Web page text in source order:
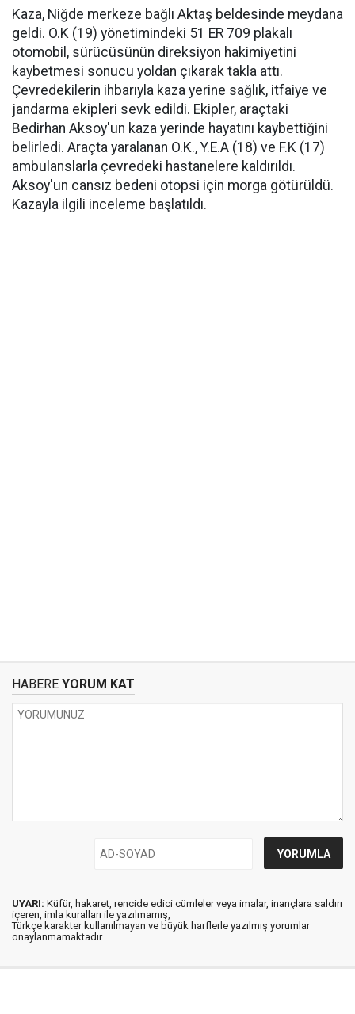
Kaza, Niğde merkeze bağlı Aktaş beldesinde meydana
geldi. O.K (19) yönetimindeki 51 ER 709 plakalı
otomobil, sürücüsünün direksiyon hakimiyetini
kaybetmesi sonucu yoldan çıkarak takla attı.
Çevredekilerin ihbarıyla kaza yerine sağlık, itfaiye ve
jandarma ekipleri sevk edildi. Ekipler, araçtaki
Bedirhan Aksoy'un kaza yerinde hayatını kaybettiğini
belirledi. Araçta yaralanan O.K., Y.E.A (18) ve F.K (17)
ambulanslarla çevredeki hastanelere kaldırıldı.
Aksoy'un cansız bedeni otopsi için morga götürüldü.
Kazayla ilgili inceleme başlatıldı.
HABERE YORUM KAT
UYARI: Küfür, hakaret, rencide edici cümleler veya imalar, inançlara saldırı
içeren, imla kuralları ile yazılmamış,
Türkçe karakter kullanılmayan ve büyük harflerle yazılmış yorumlar
onaylanmamaktadır.